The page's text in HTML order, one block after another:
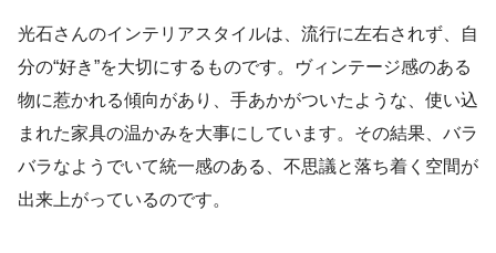
光石さんのインテリアスタイルは、流行に左右されず、自
分の“好き”を大切にするものです。ヴィンテージ感のある
物に惹かれる傾向があり、手あかがついたような、使い込
まれた家具の温かみを大事にしています。その結果、バラ
バラなようでいて統一感のある、不思議と落ち着く空間が
出来上がっているのです。